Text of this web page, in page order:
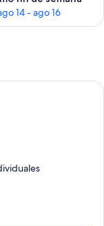
14 - ago 16
| Caja fuerte,